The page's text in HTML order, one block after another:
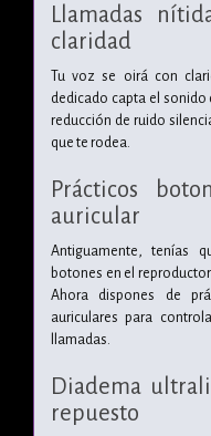
Llamadas
claridad
Tu voz se oirá con
dedicado capta el sonido
reducción de ruido
que te rodea.
Prácticos
auricular
Antiguamente, tenías
botones en el
Ahora dispones de
auriculares para
llamadas.
Diadema
repuesto